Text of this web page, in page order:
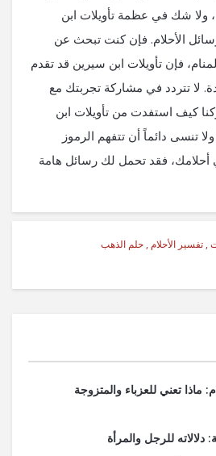
ولا شك في​ عظمة⁤ تأويلات ابن
الأحلام. ⁣فإن كنت تبحث عن
فإن تأويلات ابن سيرين قد تقدم⁢
لا ​تتردد في مشاركة تجربتك مع
كيف استفدت من تأويلات ابن
تنسى دائماً⁣ أن تتفهم الرموز
أحلامك، فقد تحمل لك رسائل هامة
, تفسير الأحلام , حلم الذهب
ماذا تعني للعزباء والمتزوجة
للرجل والمرأة